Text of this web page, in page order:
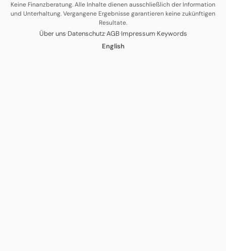
Keine Finanzberatung. Alle Inhalte dienen ausschließlich der Information
und Unterhaltung. Vergangene Ergebnisse garantieren keine zukünftigen
Resultate.
Über uns·Datenschutz·AGB·Impressum·Keywords
English